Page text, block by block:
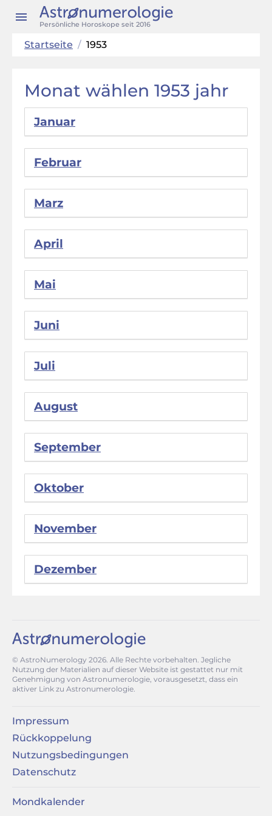
Persönliche Horoskope seit 2016
Startseite / 1953
Monat wählen 1953 jahr
Januar
Februar
Marz
April
Mai
Juni
Juli
August
September
Oktober
November
Dezember
© AstroNumerology 2026. Alle Rechte vorbehalten. Jegliche
Nutzung der Materialien auf dieser Website ist gestattet nur mit
Genehmigung von Astronumerologie, vorausgesetzt, dass ein
aktiver Link zu Astronumerologie.
Impressum
Rückkoppelung
Nutzungsbedingungen
Datenschutz
Mondkalender